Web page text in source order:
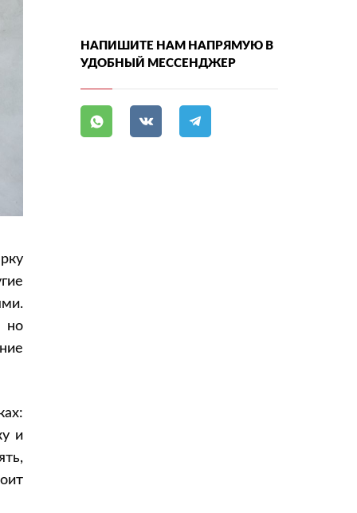
но
и
Окна
Электропроводка
Отопление
НАПИШИТЕ НАМ НАПРЯМУЮ В
УДОБНЫЙ МЕССЕНДЖЕР